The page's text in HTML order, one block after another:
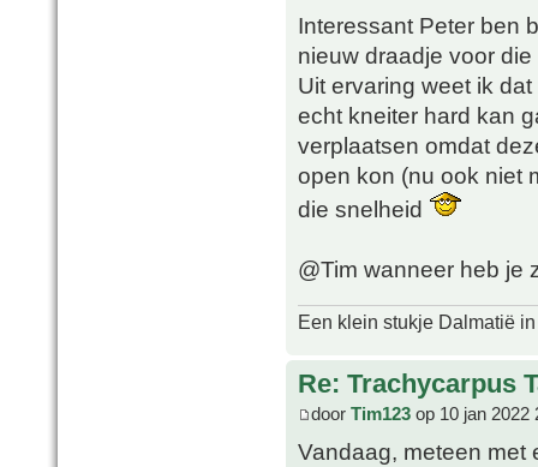
Interessant Peter ben
nieuw draadje voor
Uit ervaring weet ik
echt kneiter hard kan
verplaatsen omdat
open kon (nu ook niet
die snelheid
@Tim wanneer heb je
Een klein stukje Dalmatië
Re: Trachycarpus
door Tim123 op 10 jan 2022
Vandaag, meteen